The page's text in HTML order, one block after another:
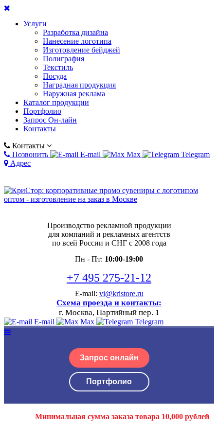
Услуги
Разработка дизайна
Нанесение логотипа
Изготовление бейджей
Полиграфия
Текстиль
Посуда
Наградная продукция
Наружная реклама
Каталог продукции
Портфолио
Запрос Он-лайн
Контакты
Контакты
Позвонить
E-mail Max
Telegram
Адрес
Производство рекламной продукции
для компаний и рекламных агентств
по всей России и СНГ с 2008 года
Пн - Пт: 10:00-19:00
+7 495 275-21-12
E-mail: vi@kristore.ru
Схема проезда и контакты:
г. Москва, Партийный пер. 1
E-mail Max Telegram
Запрос онлайн
Портфолио
Минимальная сумма заказа товара 10,000 рублей